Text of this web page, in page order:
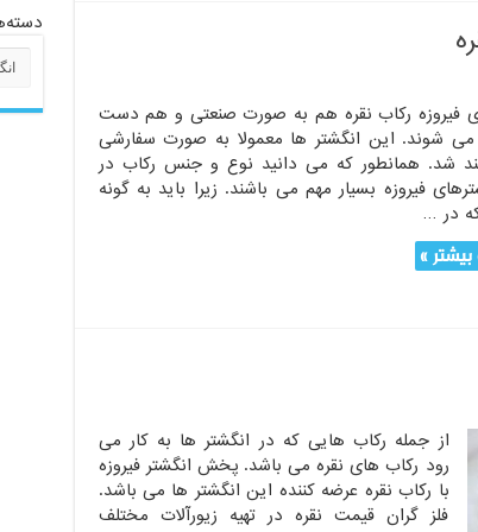
فیروزه رکاب نقره هم به صورت صنعتی و هم دست
می شوند. این انگشتر ها معمولا به صورت سفارشی
شد. همانطور که می دانید نوع و جنس رکاب در
فیروزه بسیار مهم می باشند. زیرا باید به گونه
در …
»
از جمله رکاب هایی که در انگشتر ها به کار می
رود رکاب های نقره می باشد. پخش انگشتر فیروزه
با رکاب نقره عرضه کننده این انگشتر ها می باشد.
فلز گران قیمت نقره در تهیه زیورآلات مختلف